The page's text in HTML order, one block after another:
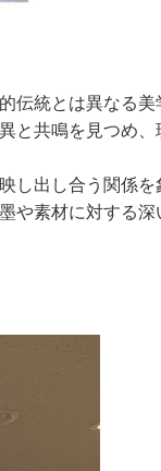
伝統とは異なる美
と共鳴を見つめ
し出し合う関係を
や素材に対する深